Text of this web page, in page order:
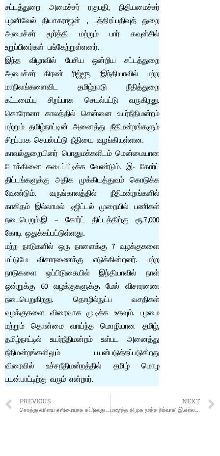
சட்டத்துறை அமைச்சர் ரகுபதி, நிதியமைச்சர்
பழனிவேல் தியாகராஜன் , பத்திரப்பதிவுத் துறை
அமைச்சர் மூர்த்தி மற்றும் பார் கவுன்சில்
உறுப்பினர்கள் பங்கேற்றுள்ளனர்.
இந்த விழாவில் பேசிய ஒன்றிய சட்டத்துறை
அமைச்சர் கிரண் ரிஜ்ஜு, ‘இந்தியாவில் மற்ற
மாநிலங்களைவிட தமிழ்நாடு நீதித்துறை
கட்டமைப்பு சிறப்பாக செயல்பட்டு வருகிறது.
கொரோனா காலத்தில் சென்னை உயர்நீதிமன்றம்
மற்றும் தமிழ்நாட்டின் அனைத்து நீதிமன்றங்களும்
சிறப்பாக செயல்பட்டு நீதியை வழங்கியுள்ளன.
காவல்துறையினர் பொதுமக்களிடம் மென்மையான
போக்கினை கடைப்பிடிக்க வேண்டும். இ- கோர்ட்
திட்டங்களுக்கு அதிக முக்கியத்துவம் கொடுக்க
வேண்டும். வருங்காலத்தில் நீதிமன்றங்களில்
காகிதம் இல்லாமல் டிஜிட்டல் முறையில் பணிகள்
நடைபெறும்.இ – கோர்ட் திட்டத்திற்கு ரூ.7,000
கோடி ஒதுக்கப்பட்டுள்ளது.
மற்ற நாடுகளில் ஒரு நாளைக்கு 7 வழக்குகளை
மட்டுமே விசாரணைக்கு எடுக்கின்றனர். மற்ற
நாடுகளை ஒப்பிடுகையில் இந்தியாவில் நாள்
ஒன்றுக்கு 60 வழக்குகளுக்கு மேல் விசாரணை
நடைபெறுகிறது. தொழில்நுட்ப வசதிகள்
வழக்குகளை விரைவாக முடிக்க உதவும். பழமை
மற்றும் தொன்மை வாய்ந்த மொழியான தமிழ்,
தமிழ்நாட்டில் உயர்நீதிமன்றம் உள்பட அனைத்து
நீதிமன்றங்களிலும் பயன்படுத்தப்படுகிறது
விரைவில் உச்சநீதிமன்றத்தில் தமிழ் மொழ
பயன்பாட்டிற்கு வரும் என்றார்.
PREVIOUS NEXT
மறைந்த திமுக மூத்த நிர்வாகி இ.எல்லப்பன் 3ம் ஆண்டு நினைவு நாள்: கருணை இல்லத்தில் அன்னதானம்